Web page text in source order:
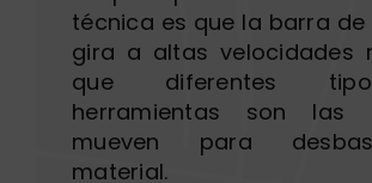
técnica es que la barra
gira a altas velocidades
que diferentes
herramientas son las
mueven para
material.